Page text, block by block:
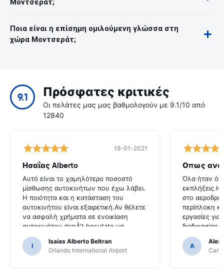
Μοντσεράτ;
Ποια είναι η επίσημη ομιλούμενη γλώσσα στη
χώρα Μοντσεράτ;
9.1 Πρόσφατες κριτικές
Οι πελάτες μας μας βαθμολογούν με 9.1/10 από
12840
18-01-2021
Ησαΐας Alberto
Αυτό είναι το χαμηλότερο ποσοστό
μίσθωσης αυτοκινήτων που έχω λάβει.
Η ποιότητα και η κατάσταση του
αυτοκινήτου είναι εξαιρετική.Αν θέλετε
να ασφαλή χρήματα σε ενοικίαση
αυτοκινήτου donÂ't hesutate να
επικοινωνήσετε μαζί τους
I
Isaias Alberto Beltran
Orlando International Airport
Οπως
Όλα ήταν
εκπλήξεις.Η
στο
περίπλοκη
εργασίες για
διαδικασίας
A
Alex